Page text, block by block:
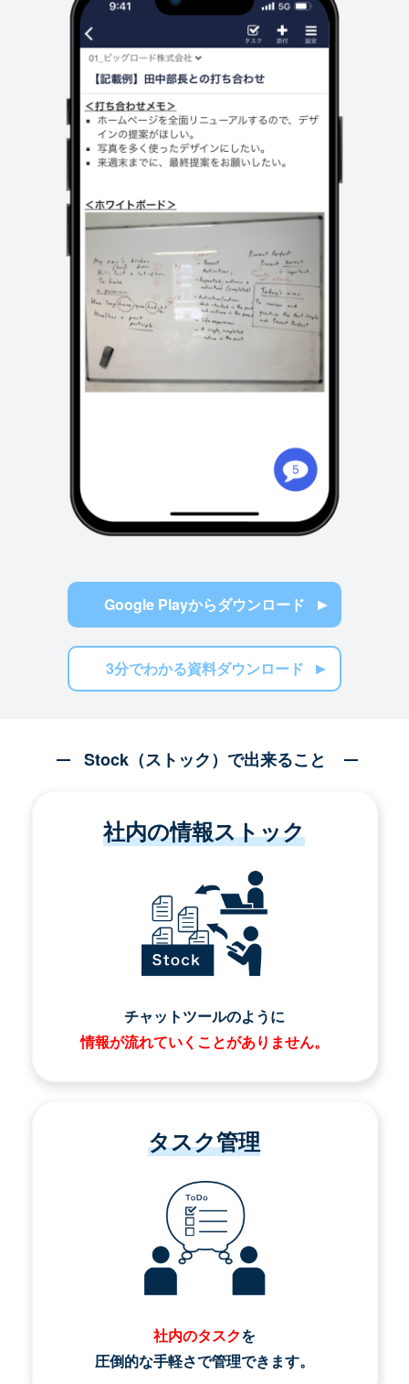
Google Playからダウンロード
3分でわかる資料ダウンロード
Stock（ストック）で出来ること
社内の情報ストック
チャットツールのように
情報が流れていくことがありません。
タスク管理
社内のタスクを
圧倒的な手軽さで管理できます。